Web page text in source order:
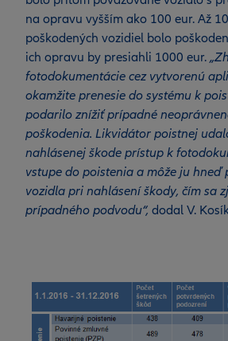
na opravu vyšším ako 100 eur. Až
poškodených vozidiel bolo
ich opravu by presiahli 1000 eur.
fotodokumentácie cez vytvorenú
okamžite prenesie do systému k
podarilo znížiť prípadné
poškodenia. Likvidátor poistnej
nahlásenej škode prístup k
vstupe do poistenia a môže ju hneď
vozidla pri nahlásení škody, čím sa
prípadného podvodu“, dodal V.